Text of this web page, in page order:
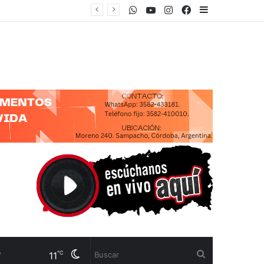
Facebook
Instagram
Youtube
WhatsApp
Cambiar
11℃